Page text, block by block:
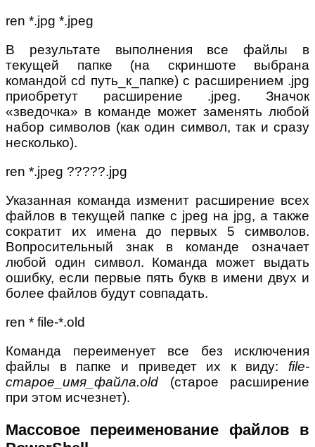
ren *.jpg *.jpeg
В результате выполнения все файлы в
текущей папке (на скриншоте выбрана
командой cd путь_к_папке) с расширением .jpg
приобретут расширение .jpeg. Значок
«зведочка» в команде может заменять любой
набор символов (как один символ, так и сразу
несколько).
ren *.jpeg ?????.jpg
Указанная команда изменит расширение всех
файлов в текущей папке с jpeg на jpg, а также
сократит их имена до первых 5 символов.
Вопросительный знак в команде означает
любой один символ. Команда может выдать
ошибку, если первые пять букв в имени двух и
более файлов будут совпадать.
ren * file-*.old
Команда переименует все без исключения
файлы в папке и приведет их к виду: file-
старое_имя_файла.old (старое расширение
при этом исчезнет).
Массовое переименование файлов в